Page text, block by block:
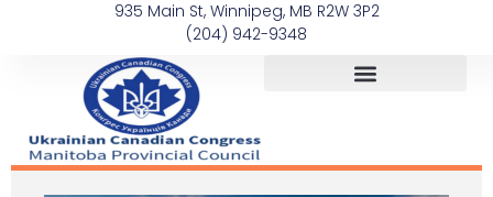
935 Main St, Winnipeg, MB R2W 3P2
(204) 942-9348